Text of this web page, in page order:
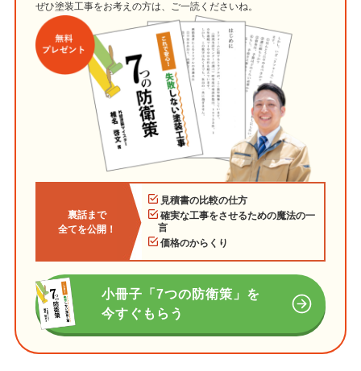
ぜひ塗装工事をお考えの方は、ご一読くださいね。
裏話まで
全てを公開！
見積書の比較の仕方
確実な工事をさせるための魔法の一
言
価格のからくり
小冊子「7つの防衛策」を
今すぐもらう